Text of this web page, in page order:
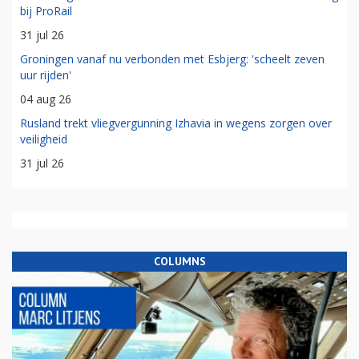
bij ProRail
31 jul 26
Groningen vanaf nu verbonden met Esbjerg: 'scheelt zeven
uur rijden'
04 aug 26
Rusland trekt vliegvergunning Izhavia in wegens zorgen over
veiligheid
31 jul 26
COLUMNS